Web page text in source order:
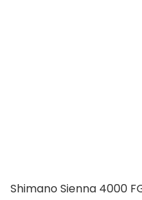
Shimano Sienna 4000